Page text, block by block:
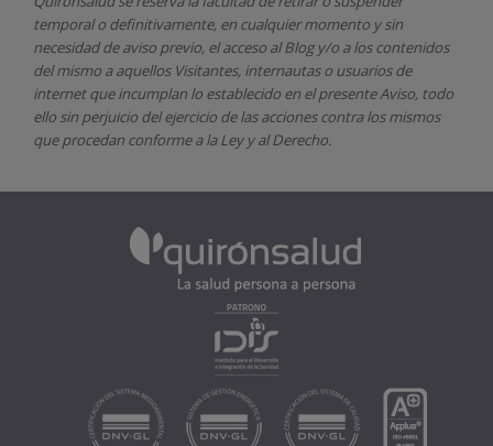
temporal o definitivamente, en cualquier momento y sin
necesidad de aviso previo, el acceso al Blog y/o a los contenidos
del mismo a aquellos Visitantes, internautas o usuarios de
internet que incumplan lo establecido en el presente Aviso, todo
ello sin perjuicio del ejercicio de las acciones contra los mismos
que procedan conforme a la Ley y al Derecho.